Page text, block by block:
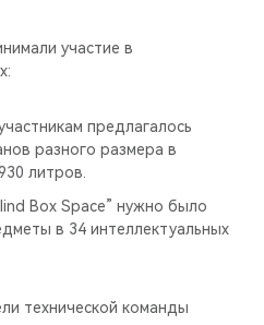
участие в
предлагалось
разного размера в
литров.
Box Space” нужно было
в 34 интеллектуальных
технической команды